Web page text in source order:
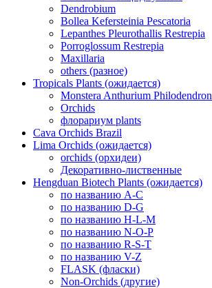
Dendrobium
Bollea Kefersteinia Pescatoria
Lepanthes Pleurothallis Restrepia
Porroglossum Restrepia
Maxillaria
others (разное)
Tropicals Plants (ожидается)
​​​​​​​Monstera Anthurium Philodendron
Orchids
флорариум plants
Cava Orchids Brazil
Lima Orchids (ожидается)
orchids (орхидеи)
Декоративно-лиственные
Hengduan Biotech Plants (ожидается)
по названию A-C
по названию D-G
по названию H-L-M
по названию N-O-P
по названию R-S-T
по названию V-Z
FLASK (фласки)
Non-Orchids (другие)